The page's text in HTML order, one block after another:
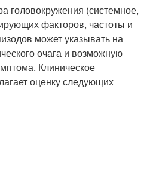
головокружения (системное,
факторов, частоты и
может указывать на
очага и возможную
Клиническое
оценку следующих